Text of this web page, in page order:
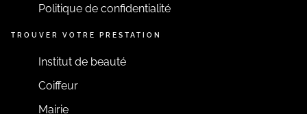
Politique de confidentialité
TROUVER VOTRE PRESTATION
Institut de beauté
Coiffeur
Mairie